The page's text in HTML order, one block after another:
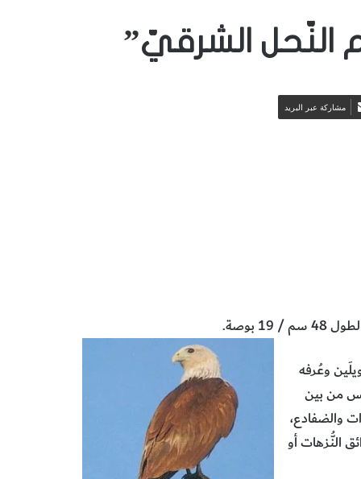
النّحل الشرقيّ”
مشاركة عبر البريد
سم / 19 بوصة.
وعُرفه
من بين
والضفادع،
النُّزهات أو